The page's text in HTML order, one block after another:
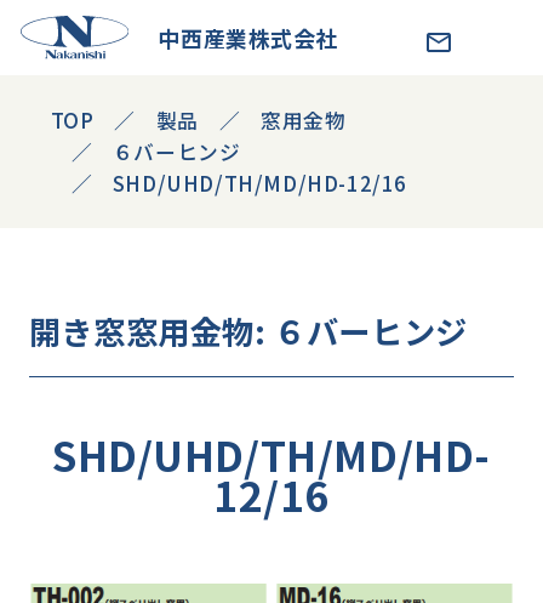
中西産業株式会社
TOP 製品
窓用金物
６バーヒンジ
SHD/UHD/TH/MD/HD-12/16
開き窓窓用金物: ６バーヒンジ
SHD/UHD/TH/MD/HD-
12/16